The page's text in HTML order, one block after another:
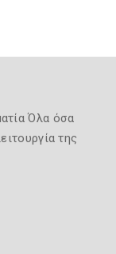
Όλα όσα
της